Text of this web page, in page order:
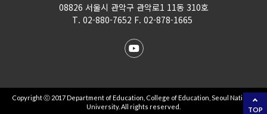
TOP
08826 서울시 관악구 관악로1 11동 310호
T. 02-880-7652 F. 02-878-1665
Copyright ⓒ 2017 Department of Education, College of Education, Seoul National
University. All rights reserved.